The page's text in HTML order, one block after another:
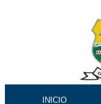
INICIO